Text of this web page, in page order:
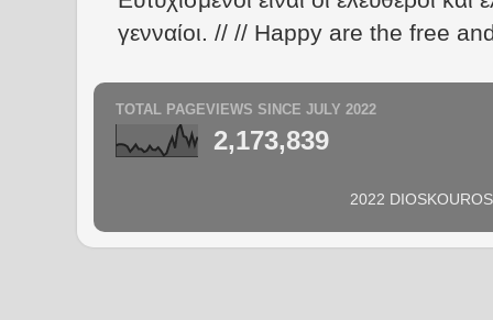
γενναίοι. // // Happy are the free
TOTAL PAGEVIEWS SINCE JULY 2022
2,173,839
2022